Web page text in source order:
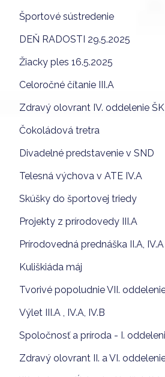
Športové sústredenie
DEŇ RADOSTI 29.5.2025
Žiacky ples 16.5.2025
Celoročné čítanie III.A
Zdravý olovrant IV. oddelenie
Čokoládová tretra
Divadelné predstavenie v SND
Telesná výchova v ATE IV.A
Skúšky do športovej triedy
Projekty z prírodovedy III.A
Prírodovedná prednáška II.A, IV.A
Kuliškiáda máj
Tvorivé popoludnie VII.
Výlet III.A , IV.A, IV.B
Spoločnosť a príroda - I.
Zdravý olovrant II. a VI.